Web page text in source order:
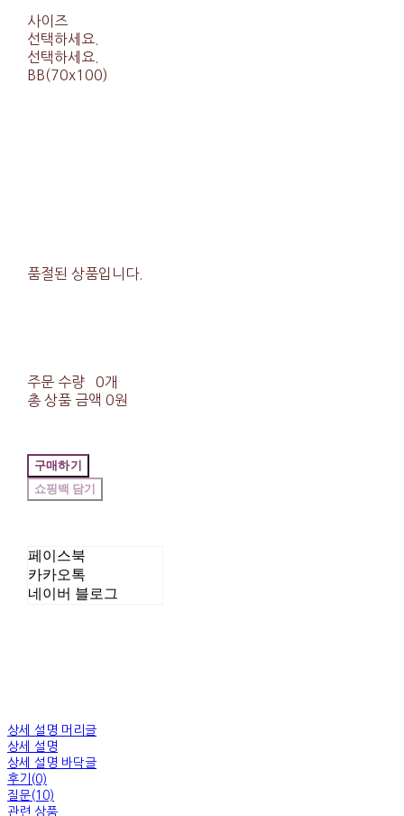
사이즈
선택하세요.
선택하세요.
BB(70x100)
품절된 상품입니다.
주문 수량
0개
총 상품 금액 0원
구매하기
페이스북
카카오톡
네이버 블로그
상세 설명 머리글
상세 설명
상세 설명 바닥글
후기(0)
질문(10)
관련 상품